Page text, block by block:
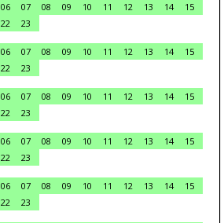
06 07 08 09 10 11 12 13 14
15
22
23
06 07 08 09 10 11 12 13 14
15
22
23
06 07 08 09 10 11 12 13 14
15
22
23
06 07 08 09 10 11 12 13 14
15
22
23
06 07 08 09 10 11 12 13 14
15
22
23